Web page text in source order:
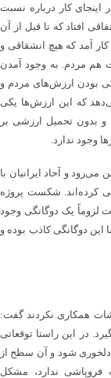
کار درباره نسبت
اسلامی و مردم ایران باید گفت که در سال ۵۷ اتفاقی افتاد که تا قبل از آن
آمد که هیچ انشقاقی و
هم مردم. به وجود آمدن
بودن ارزش‌های مردم و
که این ارزش‌ها یکی
بدون تحمیل ارزشی بر
وجود ندارد.
و آحاد ایرانیان با
کرده‌اند. شکست پروژه
لزوماً یک دوگانگی وجود
این دوگانگی کاذب بوده و
همکاری نکردند گفت:
در این راستا توقعاتی
شود و آن سطح از
ندارد، مشکل